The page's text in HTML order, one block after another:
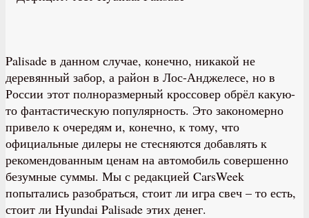
Palisade в данном случае, конечно, никакой не
деревянный забор, а район в Лос-Анджелесе, но в
России этот полноразмерный кроссовер обрёл какую-
то фантастическую популярность. Это закономерно
привело к очередям и, конечно, к тому, что
официальные дилеры не стесняются добавлять к
рекомендованным ценам на автомобиль совершенно
безумные суммы. Мы с редакцией CarsWeek
попытались разобраться, стоит ли игра свеч – то есть,
стоит ли Hyundai Palisade этих денег.